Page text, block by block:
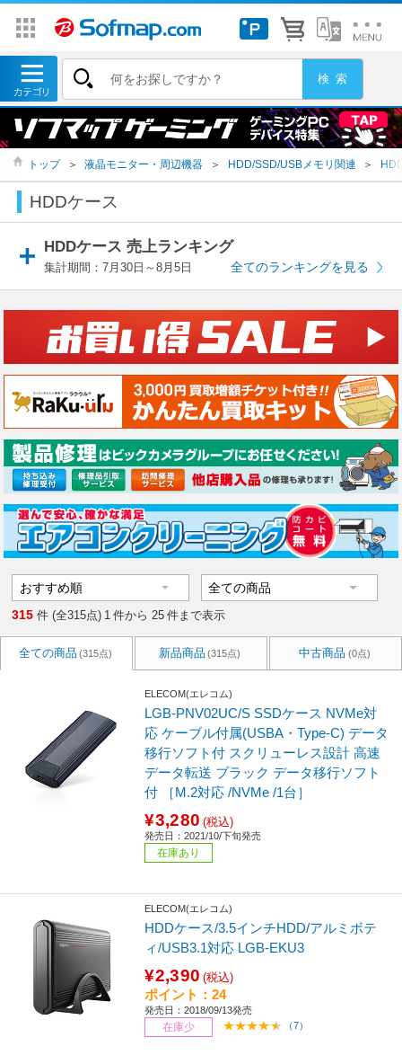
トップ ＞ 液晶モニター・周辺機器 ＞ HDD/SSD/USBメモリ関連 ＞
HDDケース
HDDケース 売上ランキング
集計期間：7月30日～8月5日 全てのランキングを見る
315 件 (全315点) 1 件から 25 件まで表示
全ての商品 (315点) 新品商品 (315点) 中古商品 (0点)
ELECOM(エレコム)
LGB-PNV02UC/S SSDケース NVMe対
応 ケーブル付属(USBA・Type-C) データ
移行ソフト付 スクリューレス設計 高速
データ転送 ブラック データ移行ソフト
付 ［M.2対応 /NVMe /1台］
¥3,280 (税込)
発売日：2021/10/下旬発売
在庫あり
ELECOM(エレコム)
HDDケース/3.5インチHDD/アルミボテ
ィ/USB3.1対応 LGB-EKU3
¥2,390 (税込)
ポイント：24
発売日：2018/09/13発売
在庫少 （7）